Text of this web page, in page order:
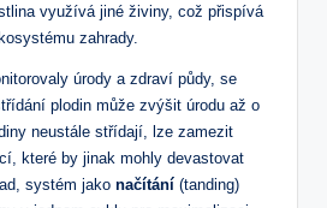
využívá jiné živiny, což přispívá
zahrady.
úrody a zdraví půdy, se
plodin může zvýšit úrodu až o
neustále střídají, lze zamezit
které by jinak mohly devastovat
systém jako načítání (tanding)